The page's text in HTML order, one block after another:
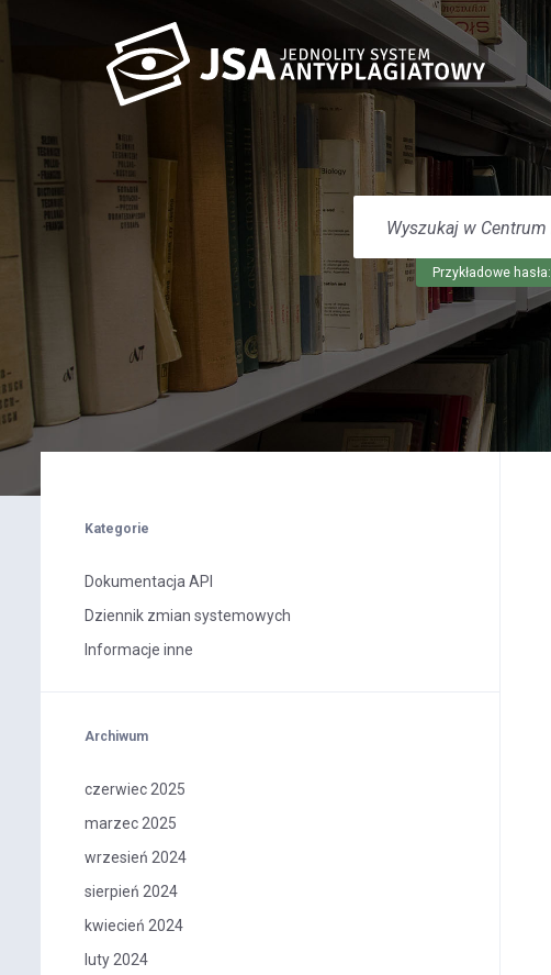
WYSZUKAJ
CENTRUM
Przykładowe hasła:
Kategorie
Dokumentacja API
Dziennik zmian systemowych
Informacje inne
Archiwum
czerwiec 2025
marzec 2025
wrzesień 2024
sierpień 2024
kwiecień 2024
luty 2024